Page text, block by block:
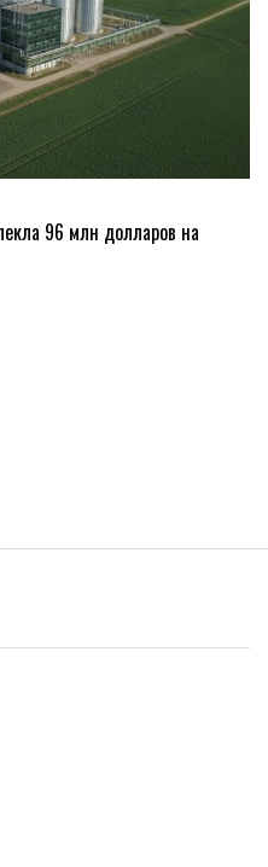
96 млн долларов на